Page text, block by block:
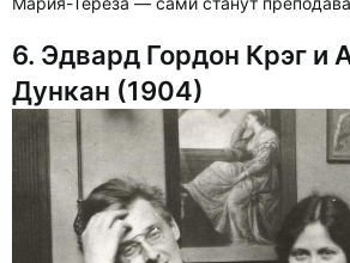
6. Эдвард Гордон Крэг и
Дункан (1904)